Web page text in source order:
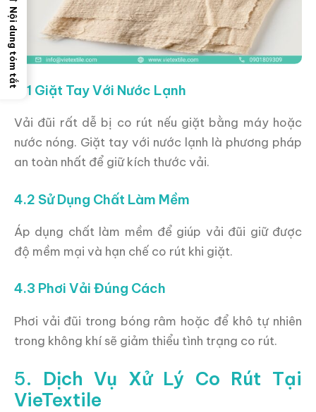
4.1 Giặt Tay Với Nước Lạnh
Vải đũi rất dễ bị co rút nếu giặt bằng máy hoặc
nước nóng. Giặt tay với nước lạnh là phương pháp
an toàn nhất để giữ kích thước vải.
4.2 Sử Dụng Chất Làm Mềm
Áp dụng chất làm mềm để giúp vải đũi giữ được
độ mềm mại và hạn chế co rút khi giặt.
4.3 Phơi Vải Đúng Cách
Phơi vải đũi trong bóng râm hoặc để khô tự nhiên
trong không khí sẽ giảm thiểu tình trạng co rút.
5. Dịch Vụ Xử Lý Co Rút Tại
VieTextile
Nội dung tóm tắt